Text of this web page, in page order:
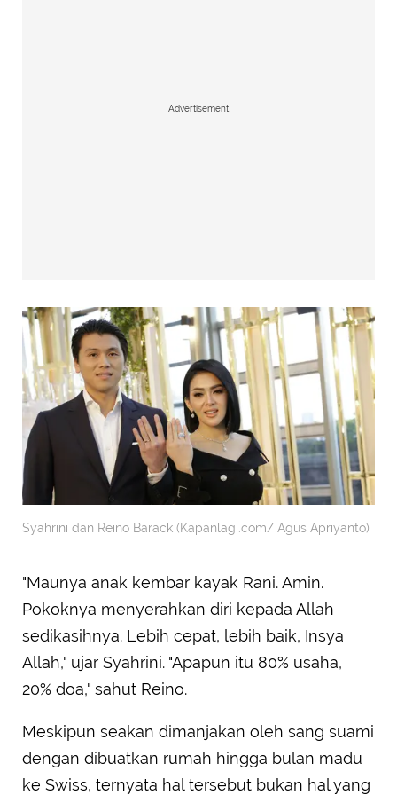
Advertisement
Syahrini dan Reino Barack (Kapanlagi.com/ Agus Apriyanto)
"Maunya anak kembar kayak Rani. Amin.
Pokoknya menyerahkan diri kepada Allah
sedikasihnya. Lebih cepat, lebih baik, Insya
Allah," ujar Syahrini. "Apapun itu 80% usaha,
20% doa," sahut Reino.
Meskipun seakan dimanjakan oleh sang suami
dengan dibuatkan rumah hingga bulan madu
ke Swiss, ternyata hal tersebut bukan hal yang